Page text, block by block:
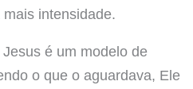
intensidade.
é um modelo de
o que o aguardava, Ele